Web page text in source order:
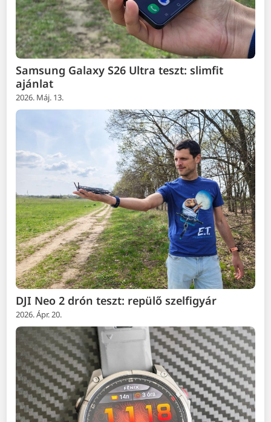
Samsung Galaxy S26 Ultra teszt: slimfit
ajánlat
2026. Máj. 13.
DJI Neo 2 drón teszt: repülő szelfigyár
2026. Ápr. 20.